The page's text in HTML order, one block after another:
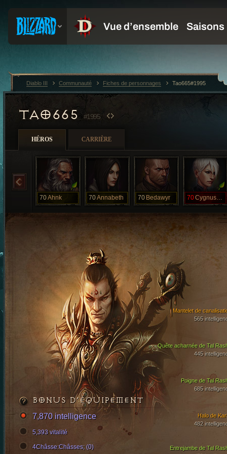
TAO665 #1995
HÉROS CARRIÈRE
70Ahnk 70Annabeth 70 Bedawyr 70 CygnusXOne
Quête acharnée de Tal
445
Poigne de Tal
685
Mantelet de
565
Entrejambe de Tal
Halo de
482
BONUS D’ÉQUIPEMENT
7,870 intelligence
5,393 vitalité
4Châsse:Châsses; (0)
Diablo III Communauté Fiches de personnages Tao665#1995